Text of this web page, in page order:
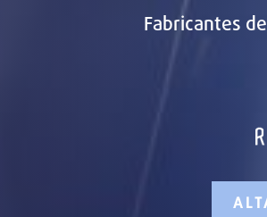
Fabricantes